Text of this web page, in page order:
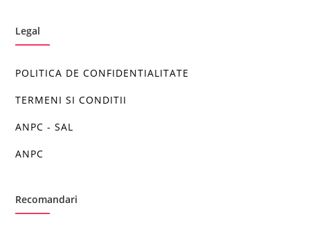
Legal
POLITICA DE CONFIDENTIALITATE
TERMENI SI CONDITII
ANPC - SAL
ANPC
Recomandari